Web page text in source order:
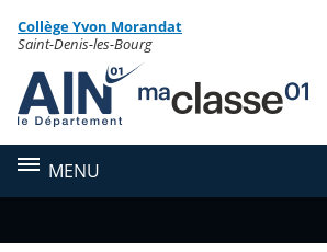
Menu de la rubrique
Contenu
Collège Yvon Morandat
Saint-Denis-les-Bourg
MENU